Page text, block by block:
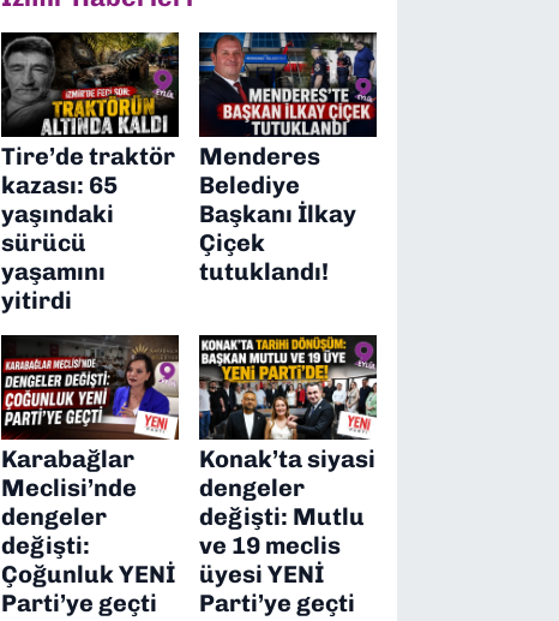
Tire’de traktör
kazası: 65
yaşındaki
sürücü
yaşamını
yitirdi
Menderes
Belediye
Başkanı İlkay
Çiçek
tutuklandı!
Karabağlar
Meclisi’nde
dengeler
değişti:
Çoğunluk YENİ
Parti’ye geçti
Konak’ta siyasi
dengeler
değişti: Mutlu
ve 19 meclis
üyesi YENİ
Parti’ye geçti